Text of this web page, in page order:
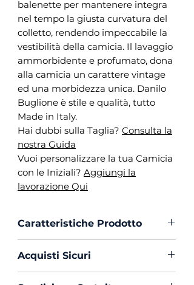
balenette per mantenere integra
nel tempo la giusta curvatura del
colletto, rendendo impeccabile la
vestibilità della camicia. Il lavaggio
ammorbidente e profumato, dona
alla camicia un carattere vintage
ed una morbidezza unica. Danilo
Buglione è stile e qualità, tutto
Made in Italy.
Hai dubbi sulla Taglia? Consulta la
nostra Guida
Vuoi personalizzare la tua Camicia
con le Iniziali? Aggiungi la
lavorazione Qui
Caratteristiche Prodotto
Collo : Napoletano
Polso :Tondo
Acquisti Sicuri